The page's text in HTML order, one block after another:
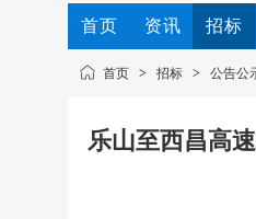
首页 资讯 招标
首页 > 招标 > 公告公
乐山至西昌高